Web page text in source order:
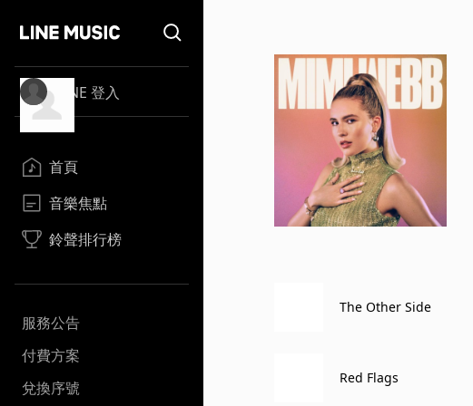
LINE 登入
首頁
音樂焦點
鈴聲排行榜
服務公告
付費方案
兌換序號
The Other Side
Red Flags